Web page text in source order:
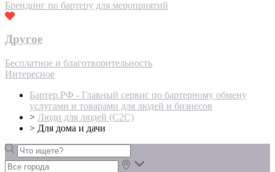
Брендинг по бартеру для мероприятий
Другое
Бесплатное и благотворительность
Интересное
Бартер.РФ - Главный сервис по бартерному обмену
услугами и товарами для людей и бизнесов
> Люди для людей (С2С)
> Для дома и дачи